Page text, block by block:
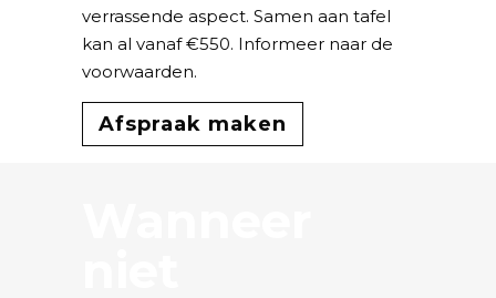
verrassende aspect. Samen aan tafel
kan al vanaf €550. Informeer naar de
voorwaarden.
Afspraak maken